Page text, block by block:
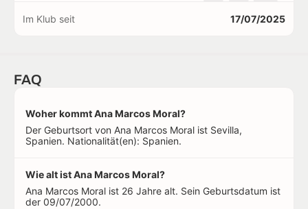
Im Klub seit 17/07/2025
FAQ
Woher kommt Ana Marcos Moral?
Der Geburtsort von Ana Marcos Moral ist Sevilla,
Spanien. Nationalität(en): Spanien.
Wie alt ist Ana Marcos Moral?
Ana Marcos Moral ist 26 Jahre alt. Sein Geburtsdatum ist
der 09/07/2000.